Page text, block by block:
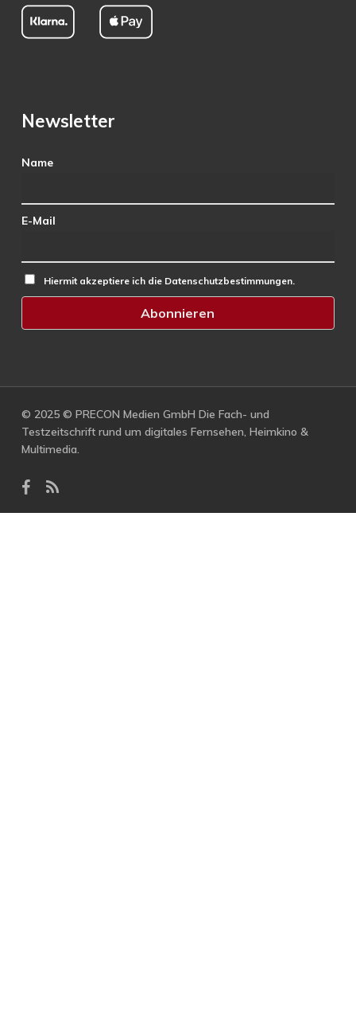
Newsletter
Name
E-Mail
Hiermit akzeptiere ich die Datenschutzbestimmungen.
© 2025 © PRECON Medien GmbH Die Fach- und
Testzeitschrift rund um digitales Fernsehen, Heimkino &
Multimedia.
facebook
RSS